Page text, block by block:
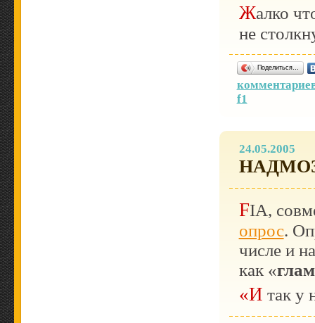
Жалко что Минарди не обошло Джордан, а Феррари
не
Поделиться…
f1
24.05.2005
FIA,
опрос.
числе и
как «
«И так